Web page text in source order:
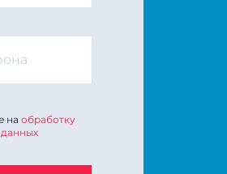
на обработку